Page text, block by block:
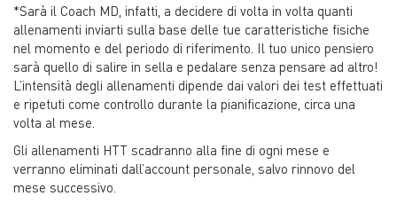
*Sarà il Coach MD, infatti, a decidere di volta in volta quanti
allenamenti inviarti sulla base delle tue caratteristiche fisiche
nel momento e del periodo di riferimento. Il tuo unico pensiero
sarà quello di salire in sella e pedalare senza pensare ad altro!
L’intensità degli allenamenti dipende dai valori dei test effettuati
e ripetuti come controllo durante la pianificazione, circa una
volta al mese.
Gli allenamenti HTT scadranno alla fine di ogni mese e
verranno eliminati dall’account personale, salvo rinnovo del
mese successivo.